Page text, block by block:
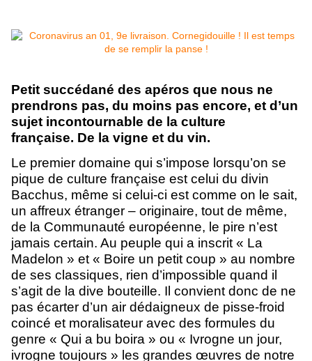
Petit succédané des apéros que nous ne
prendrons pas, du moins pas encore, et d’un
sujet incontournable de la culture
française. De la vigne et du vin.
Le premier domaine qui s’impose lorsqu’on se
pique de culture française est celui du divin
Bacchus, même si celui-ci est comme on le sait,
un affreux étranger – originaire, tout de même,
de la Communauté européenne, le pire n’est
jamais certain. Au peuple qui a inscrit « La
Madelon » et « Boire un petit coup » au nombre
de ses classiques, rien d’impossible quand il
s’agit de la dive bouteille. Il convient donc de ne
pas écarter d’un air dédaigneux de pisse-froid
coincé et moralisateur avec des formules du
genre « Qui a bu boira » ou « Ivrogne un jour,
ivrogne toujours » les grandes œuvres de notre